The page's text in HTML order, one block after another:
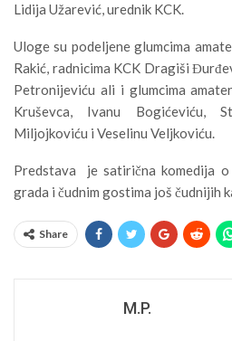
Lidija Užarević, urednik KCK.
Uloge su podeljene glumcima
Rakić, radnicima KCK Dragiši
Petronijeviću ali i glumcima
Kruševca, Ivanu Bogićeviću,
Miljojkoviću i Veselinu Veljkoviću.
Predstava je satirična komedija
grada i čudnim gostima još čudnijih
Share
M.P.